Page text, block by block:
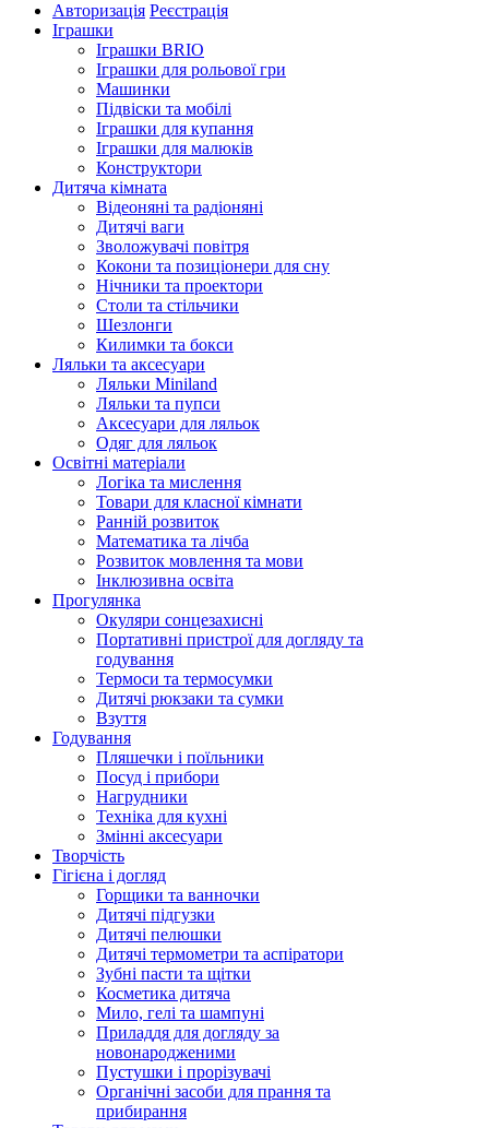
Авторизація Реєстрація
Іграшки
Іграшки BRIO
Іграшки для рольової гри
Машинки
Підвіски та мобілі
Іграшки для купання
Іграшки для малюків
Конструктори
Дитяча кімната
Відеоняні та радіоняні
Дитячі ваги
Зволожувачі повітря
Кокони та позиціонери для сну
Нічники та проектори
Столи та стільчики
Шезлонги
Килимки та бокси
Ляльки та аксесуари
Ляльки Miniland
Ляльки та пупси
Аксесуари для ляльок
Одяг для ляльок
Освітні матеріали
Логіка та мислення
Товари для класної кімнати
Ранній розвиток
Математика та лічба
Розвиток мовлення та мови
Інклюзивна освіта
Прогулянка
Окуляри сонцезахисні
Портативні пристрої для догляду та
годування
Термоси та термосумки
Дитячі рюкзаки та сумки
Взуття
Годування
Пляшечки і поїльники
Посуд і прибори
Нагрудники
Техніка для кухні
Змінні аксесуари
Творчість
Гігієна і догляд
Горщики та ванночки
Дитячі підгузки
Дитячі пелюшки
Дитячі термометри та аспіратори
Зубні пасти та щітки
Косметика дитяча
Мило, гелі та шампуні
Приладдя для догляду за
новонародженими
Пустушки і прорізувачі
Органічні засоби для прання та
прибирання